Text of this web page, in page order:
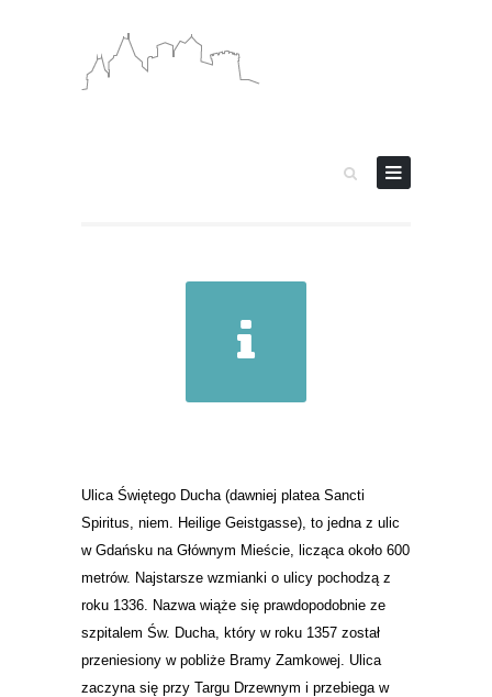
Ulica Świętego Ducha (dawniej platea Sancti
Spiritus, niem. Heilige Geistgasse), to jedna z ulic
w Gdańsku na Głównym Mieście, licząca około 600
metrów. Najstarsze wzmianki o ulicy pochodzą z
roku 1336. Nazwa wiąże się prawdopodobnie ze
szpitalem Św. Ducha, który w roku 1357 został
przeniesiony w pobliże Bramy Zamkowej. Ulica
zaczyna się przy Targu Drzewnym i przebiega w